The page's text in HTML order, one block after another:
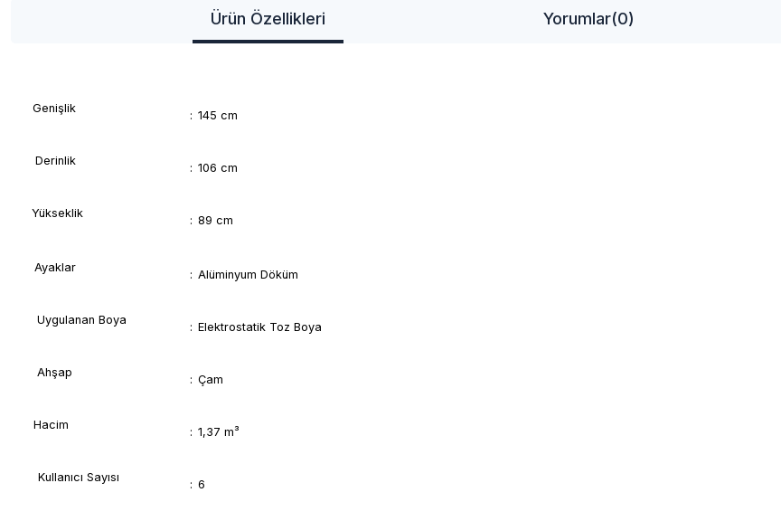
Ürün Özellikleri Yorumlar(0)
Genişlik : 145 cm
Derinlik : 106 cm
Yükseklik : 89 cm
Ayaklar : Alüminyum Döküm
Uygulanan Boya : Elektrostatik Toz Boya
Ahşap : Çam
Hacim : 1,37 m³
Kullanıcı Sayısı : 6